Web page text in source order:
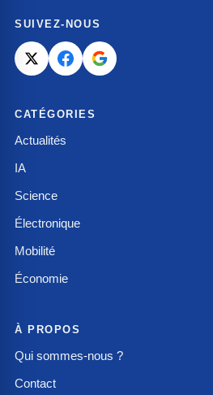
SUIVEZ-NOUS
CATÉGORIES
Actualités
IA
Science
Électronique
Mobilité
Économie
À PROPOS
Qui sommes-nous ?
Contact